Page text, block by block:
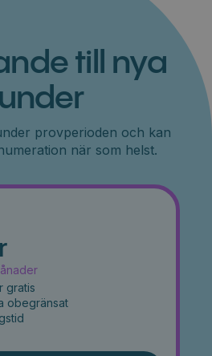
till nya
provperioden och kan
när som helst.
gratis
obegränsat